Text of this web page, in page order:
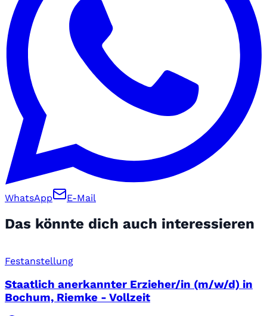
WhatsApp E-Mail
Das könnte dich auch interessieren
Festanstellung
Staatlich anerkannter Erzieher/in (m/w/d) in
Bochum, Riemke - Vollzeit